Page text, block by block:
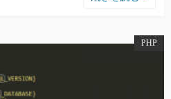
PHP